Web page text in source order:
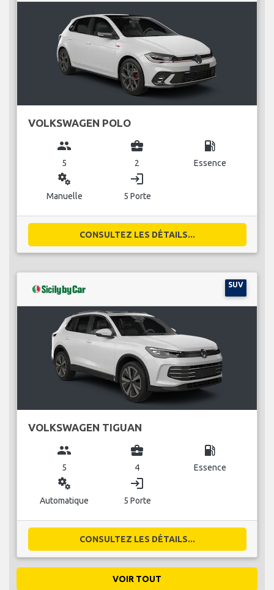
VOLKSWAGEN POLO
group
5
business_center
2
local_gas_station
Essence
miscellaneous_services
Manuelle
login
5 Porte
CONSULTEZ LES DÉTAILS...
SUV
VOLKSWAGEN TIGUAN
group
5
business_center
4
local_gas_station
Essence
miscellaneous_services
Automatique
login
5 Porte
CONSULTEZ LES DÉTAILS...
VOIR TOUT